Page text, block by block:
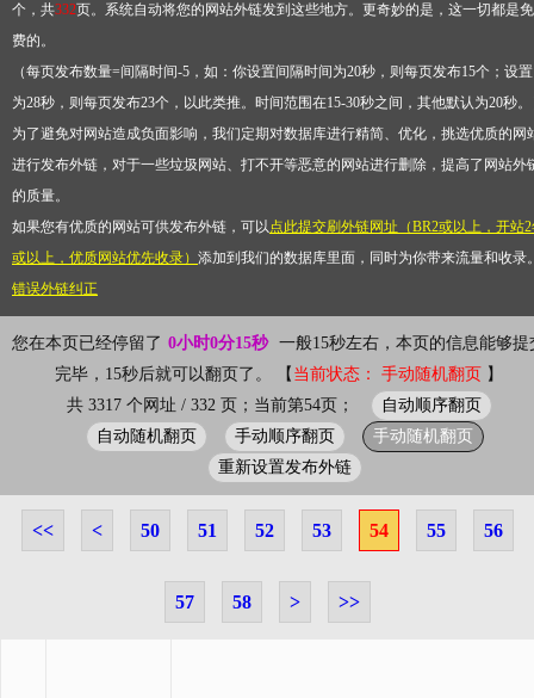
个，共332页。系统自动将您的网站外链发到这些地方。更奇妙的是，这一切都是免
费的。
（每页发布数量=间隔时间-5，如：你设置间隔时间为20秒，则每页发布15个；设置
为28秒，则每页发布23个，以此类推。时间范围在15-30秒之间，其他默认为20秒
为了避免对网站造成负面影响，我们定期对数据库进行精简、优化，挑选优质的网
进行发布外链，对于一些垃圾网站、打不开等恶意的网站进行删除，提高了网站外
的质量。
如果您有优质的网站可供发布外链，可以点此提交刷外链网址（BR2或以上，开站
或以上，优质网站优先收录） 添加到我们的数据库里面，同时为你带来流量和收录
错误外链纠正
您在本页已经停留了 0小时0分15秒 一般15秒左右，本页的信息能够提
完毕，15秒后就可以翻页了。 【 当前状态： 手动随机翻页 】
共 3317 个网址 / 332 页；当前第54页；
自动顺序翻页
自动随机翻页
手动顺序翻页
手动随机翻页
重新设置发布外链
<< < 50 51 52 53 54 55 56
57 58 > >>